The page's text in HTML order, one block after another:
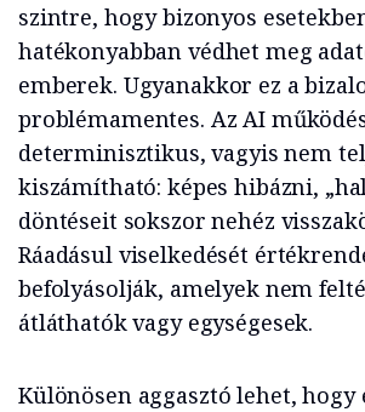
szintre, hogy bizonyos
hatékonyabban védhet meg
emberek. Ugyanakkor ez a
problémamentes. Az AI
determinisztikus, vagyis nem
kiszámítható: képes hibázni,
döntéseit sokszor nehéz
Ráadásul viselkedését
befolyásolják, amelyek nem
átláthatók vagy egységesek.
Különösen aggasztó lehet, hogy